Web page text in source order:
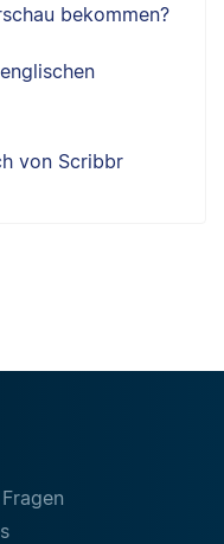
bekommen?
von Scribbr